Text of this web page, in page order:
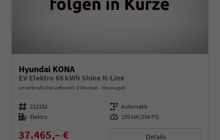
Hyundai KONA
EV Elektro 65 kWh Shine N-Line
unverbindliche Lieferzeit: 6 Wochen Neuwagen
Fahrzeugnummer 212192 Getriebe Automatik
Kraftstoff Elektro Leistung 150 kW (204 PS)
37.465,– € Details